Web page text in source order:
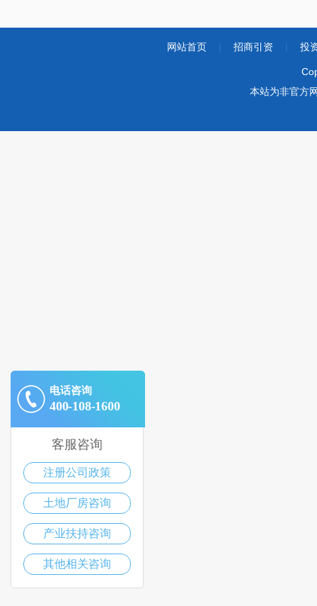
网站首页 招商引资 投
本站为非官方
电话咨询
400-108-1600
客服咨询
注册公司政策
土地厂房咨询
产业扶持咨询
其他相关咨询